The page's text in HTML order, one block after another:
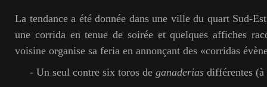
La tendance a été donnée dans une ville du quart Sud-
une corrida en tenue de soirée et quelques affiches
voisine organise sa feria en annonçant des «corridas
- Un seul contre six toros de ganaderias différentes